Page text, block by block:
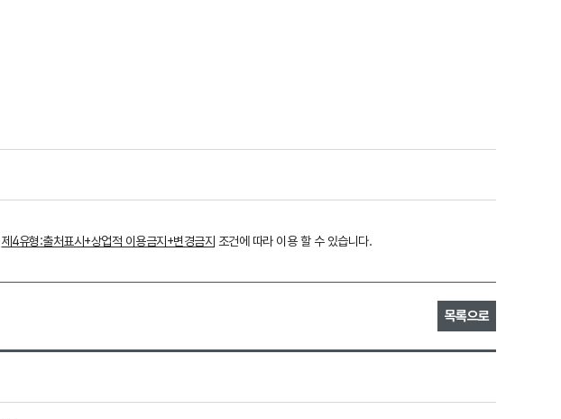
제4유형:출처표시+상업적 이용금지+변경금지 조건에 따라 이용 할 수 있습니다.
목록으로